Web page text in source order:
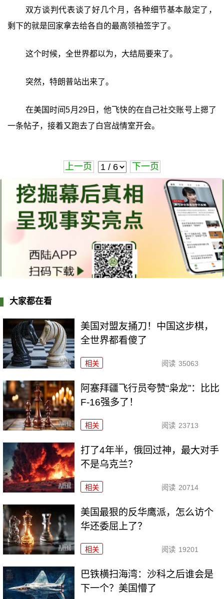
双方谈判代表谈了好几个月，各种细节基本敲定了，
剩下的就是回家拿去给各自的最高领袖签字了。
这个时候，全世界都以为，大结局要来了。
突然，特朗普站出来了。
在美国时间5月29日，他飞快的在自己社交账号上摁了
一条帖子，接着又跑去了白宫战情室开会。
上一页 下一页
大家都在看
美国对盟友捅刀！中国这步棋，
全世界都看傻了
相关 阅读 35063
阿塞拜疆飞行员夸赞“枭龙”：比比
F-16强多了！
相关 阅读 23713
打了4年半，俄回过神，最大对手
不是乌克兰？
相关 阅读 20714
美国最狠的反华鹰派，怎么访个
华还委屈上了？
相关 阅读 19201
巴铁横扫海湾：沙科之后谁会是
下一个？美国懵了